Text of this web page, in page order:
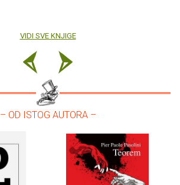
VIDI SVE KNJIGE
– OD ISTOG AUTORA –